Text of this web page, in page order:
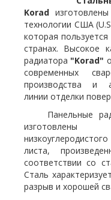
Korad
технологии США
которая
странах. Высокое
радиатора "Korad"
современных
производства и
линии отделки
Панельные
листа,
соответствии со
Сталь
разрыв и хорошей